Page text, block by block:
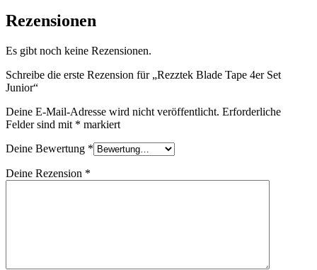
Rezensionen
Es gibt noch keine Rezensionen.
Schreibe die erste Rezension für „Rezztek Blade Tape 4er Set
Junior“
Deine E-Mail-Adresse wird nicht veröffentlicht. Erforderliche
Felder sind mit * markiert
Deine Bewertung *
Deine Rezension *